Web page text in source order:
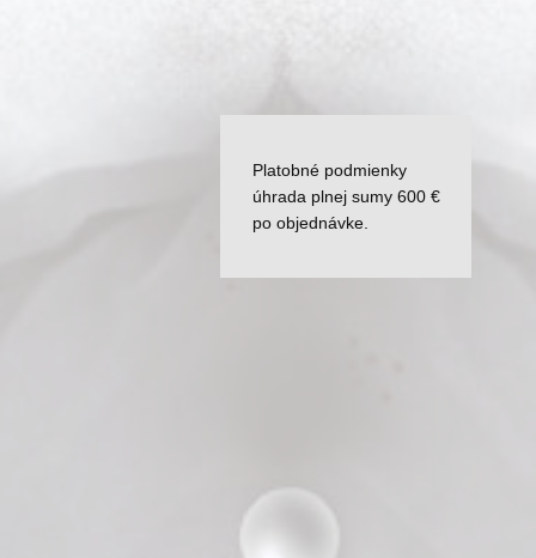
Platobné podmienky
úhrada plnej sumy 600 €
po objednávke.